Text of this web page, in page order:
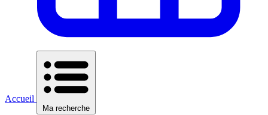
Accueil
Ma recherche